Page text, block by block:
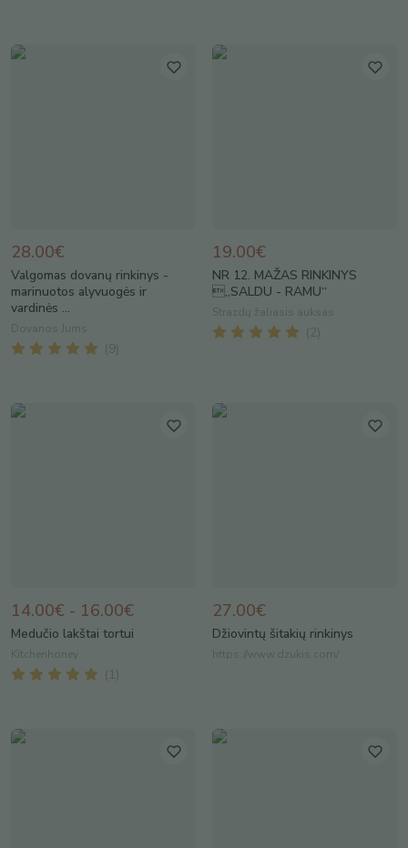
28.00€
Valgomas dovanų rinkinys -
marinuotos alyvuogės ir
vardinės ...
Dovanos Jums
(9
19.00€
NR 12. MAŽAS RINKINYS
„SALDU - RAMU“
Strazdų žaliasis auksas
( 2
14.00€ - 16.00€
Medučio lakštai tortui
Kitchenhoney
( 1
27.00€
Džiovintų šitakių rinkinys
https://www.dzukis.com/